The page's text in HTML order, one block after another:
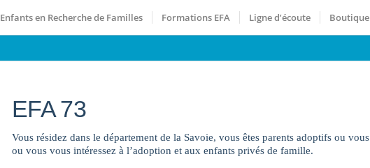
Enfants en Recherche de Familles Formations EFA Ligne d’écoute Boutique
EFA 73
Vous résidez dans le département de la Savoie, vous êtes parents adoptifs ou
ou vous vous intéressez à l’adoption et aux enfants privés de famille.